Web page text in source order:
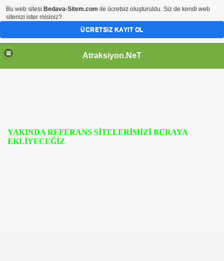
Atraksiyon.NeT
YAKINDA REFERANS SİTELERİMİZİ BURAYA
EKLİYECEĞİZ
Bu web sitesi Bedava-Sitem.com ile ücretsiz oluşturuldu. Siz de kendi web
sitenizi ister misiniz?
ÜCRETSIZ KAYIT OL